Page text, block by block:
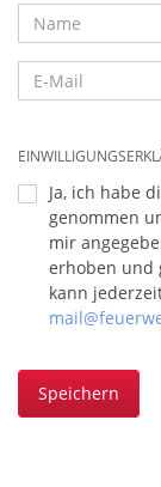
Ja, ich habe
genommen
mir
erhoben und
kann
Speichern